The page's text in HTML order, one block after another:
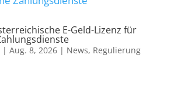
E-Geld-Lizenz für
| Aug. 8, 2026| News, Regulierung